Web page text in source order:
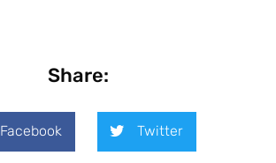
Share:
Facebook Twitter